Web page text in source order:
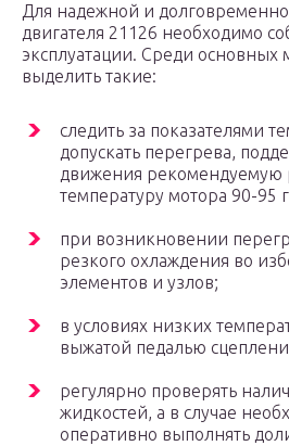
Для надежной и
двигателя 21126 необходимо
эксплуатации. Среди основных
выделить такие:
следить за показателями
допускать перегрева,
движения рекомендуемую
температуру мотора 90-95
при возникновении
резкого охлаждения во
элементов и узлов;
в условиях низких
выжатой педалью
регулярно проверять
жидкостей, а в случае
оперативно выполнять